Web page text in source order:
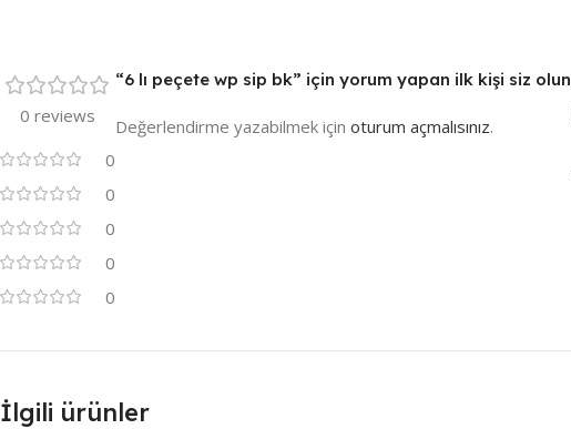
0 reviews
0
0
0
0
0
“6 lı peçete wp sip bk” için yorum yapan ilk kişi siz olun
Değerlendirme yazabilmek için oturum açmalısınız.
İlgili ürünler